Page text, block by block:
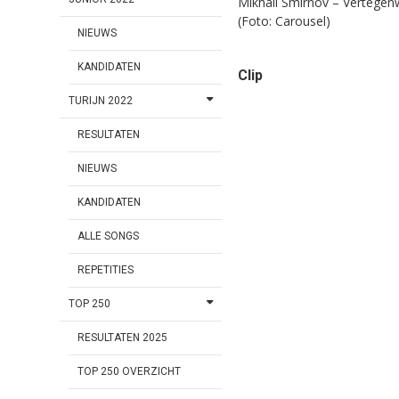
NIEUWS
KANDIDATEN
TURIJN 2022
RESULTATEN
NIEUWS
KANDIDATEN
ALLE SONGS
REPETITIES
TOP 250
RESULTATEN 2025
TOP 250 OVERZICHT
(Foto: Carousel)
Clip